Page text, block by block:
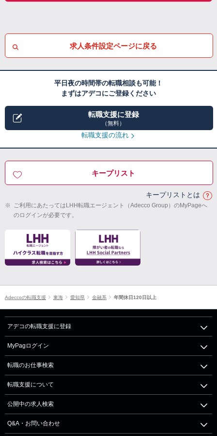
求人条件設定ページに戻る
平日夜の時間帯の転職相談も可能！
まずはアデコにご登録ください
転職支援に登録
（無料）
転職支援の流れ
キープリスト
キープリストとは
※ ご利用にあたってはLHH転職エージェント（Adecco Group）のMyPageへ
のログインが必要です。
Adeccoの転職支援 東海 愛知県 金融系 年間休日120日以上
アデコの転職支援に登録
MyPagログイン
転職のお仕事検索
転職支援について
公開中の求人検索
Q&A・お問い合わせ